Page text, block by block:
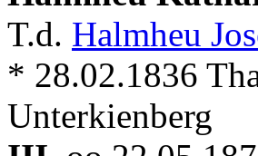
T.d. Halmheu
* 28.02.1836
Unterkienberg